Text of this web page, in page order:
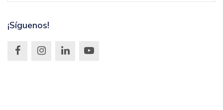
¡Síguenos!